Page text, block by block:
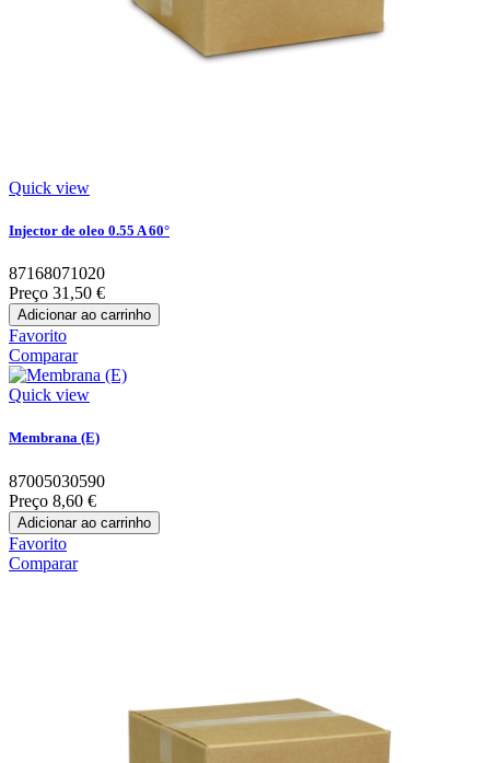
Quick view
Injector de oleo 0.55 A 60°
87168071020
Preço 31,50 €
Adicionar ao carrinho
Favorito
Comparar
Quick view
Membrana (E)
87005030590
Preço 8,60 €
Adicionar ao carrinho
Favorito
Comparar